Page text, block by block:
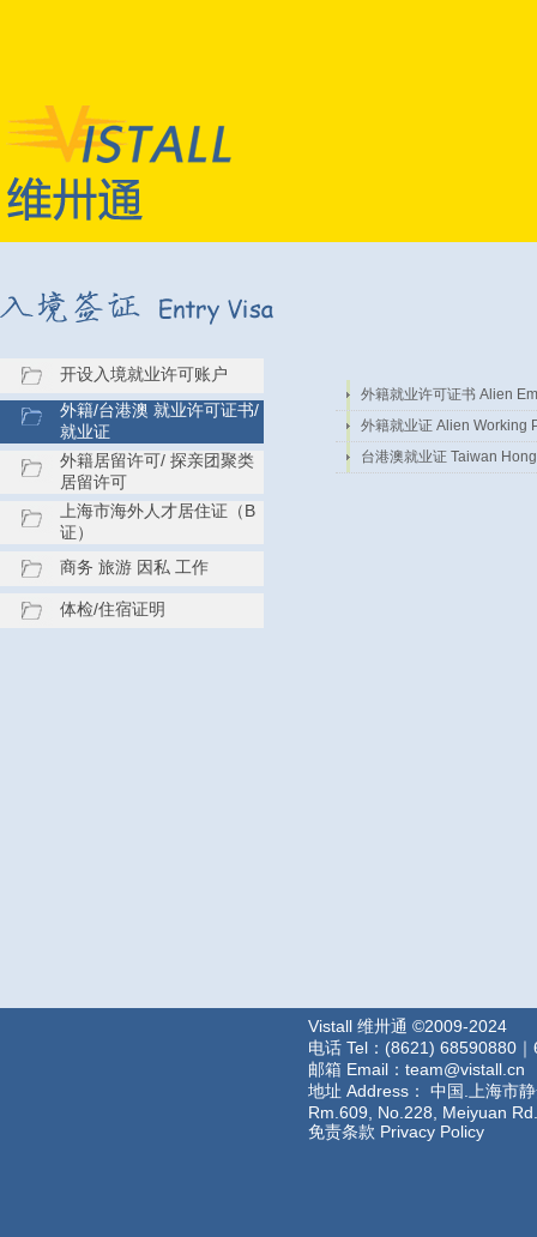
开设入境就业许可账户
外籍/台港澳 就业许可证书/
就业证
外籍居留许可/ 探亲团聚类
居留许可
上海市海外人才居住证（B
证）
商务 旅游 因私 工作
体检/住宿证明
外籍就业许可证书 Alien
外籍就业证 Alien Working
台港澳就业证 Taiwan
Vistall 维卅通 ©2009-2024
电话 Tel：(8621) 68590880
邮箱 Email：team@vistall.cn
地址 Address： 中国.上海市
Rm.609,
免责条款 Privacy Policy